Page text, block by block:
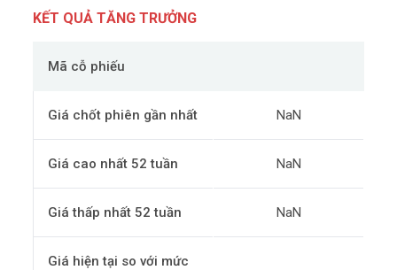
KẾT QUẢ TĂNG TRƯỞNG
Mã cỗ phiếu
Giá chốt phiên gần nhất NaN
Giá cao nhất 52 tuần NaN
Giá thấp nhất 52 tuần NaN
Giá hiện tại so với mức